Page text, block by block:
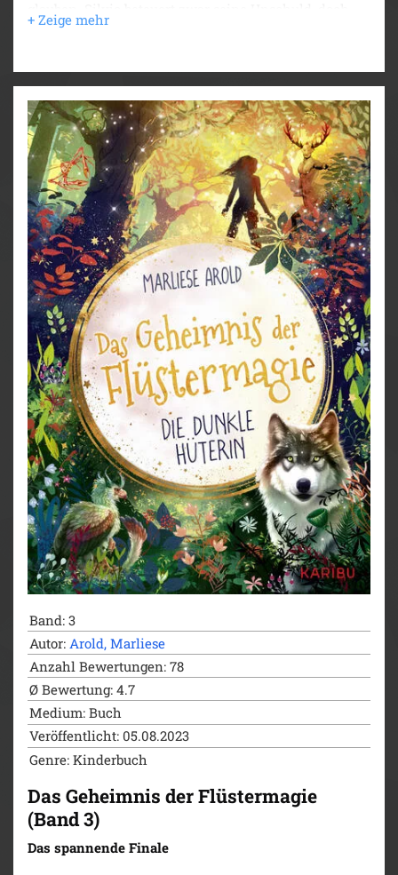
bevor er etwas beweisen kann, ist er verschwunden.
Sophie eigene Nachforschungen an und gerät dabei in
größte Gefahr.Wird sie diePrüfung vor dem Großen
Ratbestehen, und gibt es für Silvio noch eine Chance?
Alle Bände der "Flüstermagie"-Reihe:
Band 1: Das Geheimnis der Flüstermagie – Der
Zauberwald erwacht
Band 2: Das Geheimnis der Flüstermagie –
Sophies Prüfung
Band 3: Das Geheimnis der Flüstermagie – Die
dunkle Hüterin
Weitere Reihen der Autorin:
Der magische 8. Tag
Princess Mysteries
Band: 3
Autor: Arold, Marliese
Anzahl Bewertungen: 78
Ø Bewertung: 4.7
Medium: Buch
Veröffentlicht: 05.08.2023
Genre: Kinderbuch
Das Geheimnis der Flüstermagie
(Band 3)
Das spannende Finale